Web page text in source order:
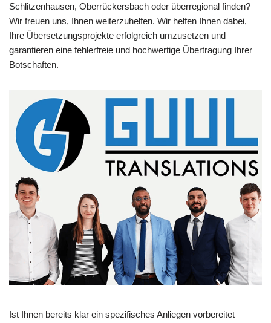
Schlitzenhausen, Oberrückersbach oder überregional finden?
Wir freuen uns, Ihnen weiterzuhelfen. Wir helfen Ihnen dabei,
Ihre Übersetzungsprojekte erfolgreich umzusetzen und
garantieren eine fehlerfreie und hochwertige Übertragung Ihrer
Botschaften.
Ist Ihnen bereits klar ein spezifisches Anliegen vorbereitet